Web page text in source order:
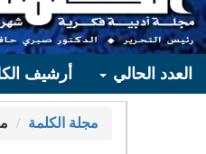
العدد الحالي أرشيف
مجلة الكلمة